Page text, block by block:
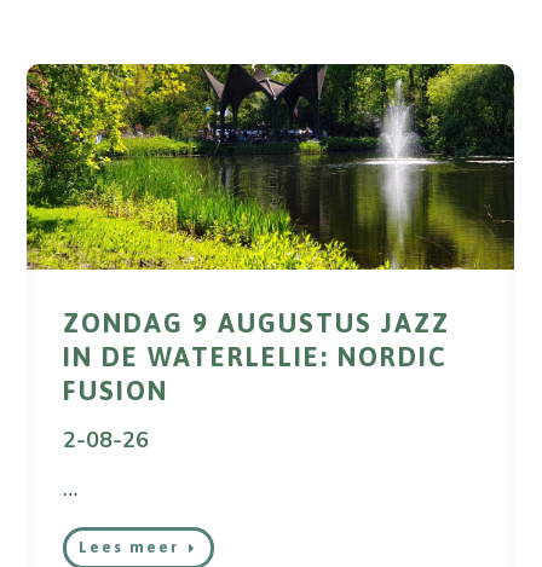
ZONDAG 9 AUGUSTUS JAZZ
IN DE WATERLELIE: NORDIC
FUSION
2-08-26
…
Lees meer